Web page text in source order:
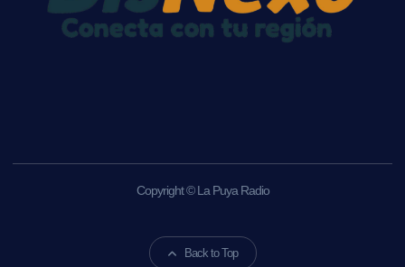
Copyright © La Puya Radio
Back to Top